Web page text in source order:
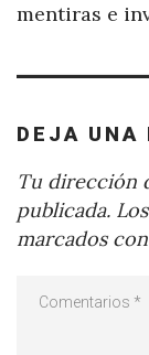
mentiras e
DEJA UNA
Tu dirección
publicada.
marcados con